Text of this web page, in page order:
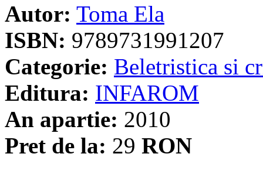
Autor: Toma Ela
ISBN: 9789731991207
Categorie: Beletristica si
Editura: INFAROM
An apartie: 2010
Pret de la: 29 RON